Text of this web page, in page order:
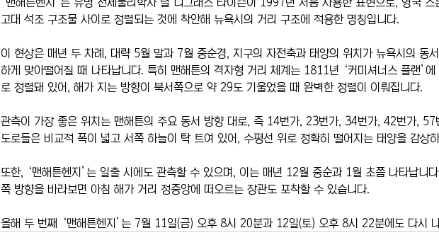
고대 석조 구조물 사이로 정렬되는 것에 착안해 뉴욕시의 거리 구조에 적용한 명칭입니다.
이 현상은 매년 두 차례, 대략 5월 말과 7월 중순경, 지구의 자전축과 태양의 위치가 뉴욕시의 동
하게 맞아떨어질 때 나타납니다. 특히 맨해튼의 격자형 거리 체계는 1811년 ‘커미셔너스 플랜’에
로 정렬돼 있어, 해가 지는 방향이 북서쪽으로 약 29도 기울었을 때 완벽한 정렬이 이뤄집니다.
관측이 가장 좋은 위치는 맨해튼의 주요 동서 방향 대로, 즉 14번가, 23번가, 34번가, 42번가, 57
도로들은 비교적 폭이 넓고 서쪽 하늘이 탁 트여 있어, 수평선 위로 정확히 떨어지는 태양을 감상
또한, ‘맨해튼헨지’는 일출 시에도 관측할 수 있으며, 이는 매년 12월 중순과 1월 초쯤 나타납니
쪽 방향을 바라보면 아침 해가 거리 정중앙에 떠오르는 장관도 포착할 수 있습니다.
올해 두 번째 ‘맨해튼헨지’는 7월 11일(금) 오후 8시 20분과 12일(토) 오후 8시 22분에도 다시